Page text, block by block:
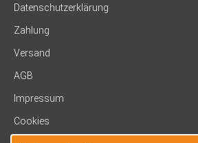
Datenschutzerklärung
Zahlung
Versand
AGB
Impressum
Cookies